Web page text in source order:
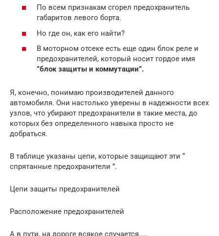
По всем признакам сгорел предохранитель
габаритов левого борта.
Но где он, как его найти?
В моторном отсеке есть еще один блок реле и
предохранителей, который носит гордое имя
”блок защиты и коммутации”.
Я, конечно, понимаю производителей данного
автомобиля. Они настолько уверены в надежности всех
узлов, что убирают предохранители в такие места, до
которых без определенного навыка просто не
добраться.
В таблице указаны цепи, которые защищают эти “
спрятанные предохранители ”.
Цепи защиты предохранителей
Расположение предохранителей
А в пути, на дороге всякое случается…..